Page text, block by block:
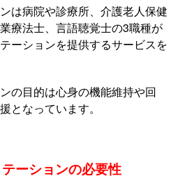
は病院や診療所、介護老人保健
療法士、言語聴覚士の3職種が
ーションを提供するサービスを
の目的は心身の機能維持や回
となっています。
ーションの必要性